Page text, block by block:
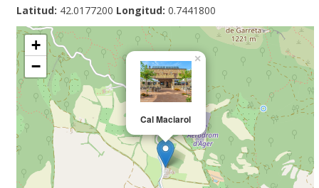
Latitud: 42.0177200 Longitud: 0.7441800
Cal Maciarol
×
+
−